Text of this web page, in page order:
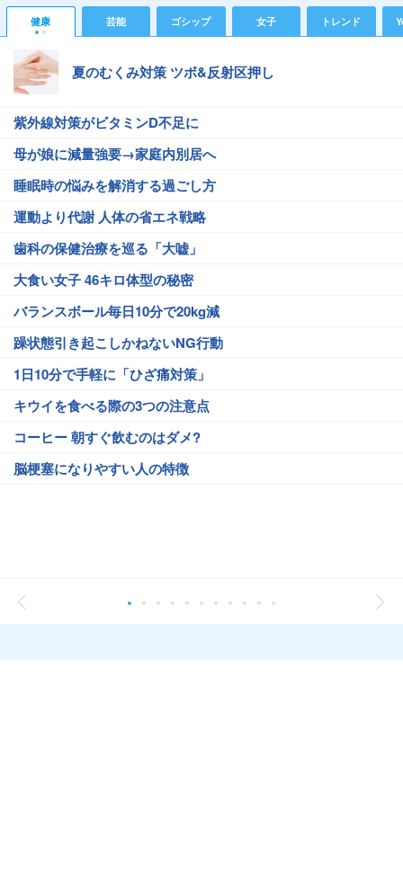
健康 芸能 ゴシップ 女子 トレンド
夏のむくみ対策 ツボ&反射区押し
紫外線対策がビタミンD不足に
母が娘に減量強要→家庭内別居へ
睡眠時の悩みを解消する過ごし方
運動より代謝 人体の省エネ戦略
歯科の保健治療を巡る「大嘘」
大食い女子 46キロ体型の秘密
バランスボール毎日10分で20kg減
躁状態引き起こしかねないNG行動
1日10分で手軽に「ひざ痛対策」
キウイを食べる際の3つの注意点
コーヒー 朝すぐ飲むのはダメ?
脳梗塞になりやすい人の特徴